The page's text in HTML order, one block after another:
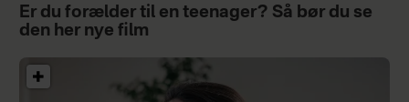
Er du forælder til en teenager? Så bør du se
den her nye film